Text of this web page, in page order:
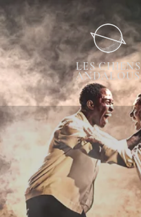
LES CHIENS
ANDALOUS